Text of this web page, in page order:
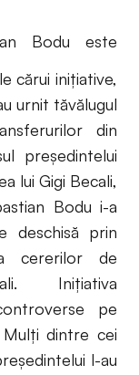
este
cărui inițiative,
urnit tăvălugul
din
președintelui
lui Gigi Becali,
Bodu i-a
deschisă prin
cererilor de
Inițiativa
pe
Mulți dintre cei
l-au